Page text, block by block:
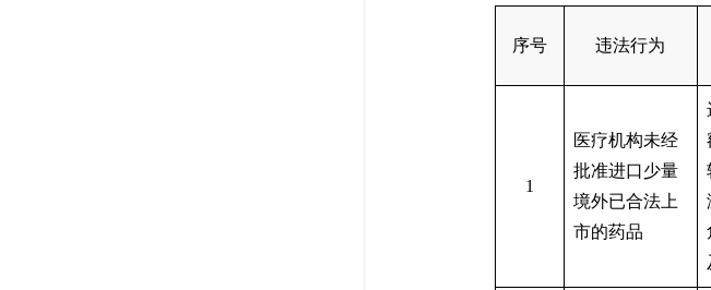
序号 违法行为
1
医疗机构未经
批准进口少量
境外已合法上
市的药品